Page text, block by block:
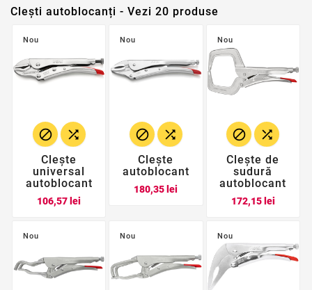
Clești autoblocanți - Vezi 20 produse
Nou
 
Clește
universal
autoblocant
106,57 lei
Nou
 
Clește
autoblocant
180,35 lei
Nou
 
Clește de
sudură
autoblocant
172,15 leiPret
Nou Nou Nou